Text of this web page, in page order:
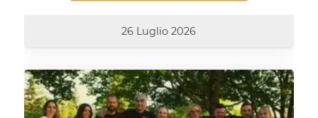
26 Luglio 2026